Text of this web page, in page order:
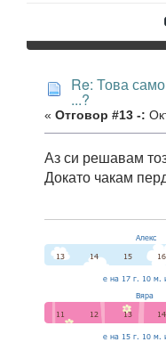
Re: Това
...?
« Отговор #13 -:
Аз си решавам
Докато чакам